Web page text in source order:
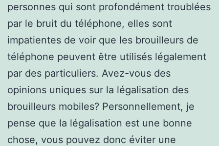
personnes qui sont profondément troublées
par le bruit du téléphone, elles sont
impatientes de voir que les brouilleurs de
téléphone peuvent être utilisés légalement
par des particuliers. Avez-vous des
opinions uniques sur la légalisation des
brouilleurs mobiles? Personnellement, je
pense que la légalisation est une bonne
chose, vous pouvez donc éviter une